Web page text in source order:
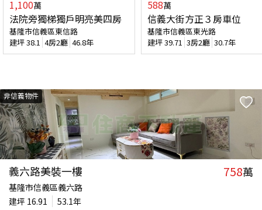
1,100萬
法院旁獨梯獨戶明亮美四房
基隆市信義區東信路
建坪38.1 4房2廳 46.8年
588萬
信義大街方正３房車位
基隆市信義區東光路
建坪39.71 3房2廳 30.7年
非信義物件
義六路美裝一樓 758萬
基隆市信義區義六路
建坪 16.91
53.1年